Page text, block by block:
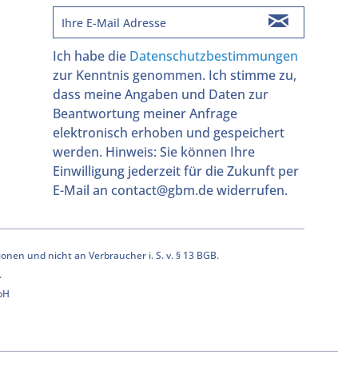
Ich habe die Datenschutzbestimmungen
zur Kenntnis genommen. Ich stimme zu,
dass meine Angaben und Daten zur
Beantwortung meiner Anfrage
elektronisch erhoben und gespeichert
werden. Hinweis: Sie können Ihre
Einwilligung jederzeit für die Zukunft per
E-Mail an contact@gbm.de widerrufen.
und nicht an Verbraucher i. S. v. § 13 BGB.
.